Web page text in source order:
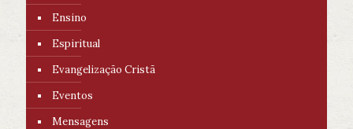
Ensino
Espiritual
Evangelização Cristã
Eventos
Mensagens